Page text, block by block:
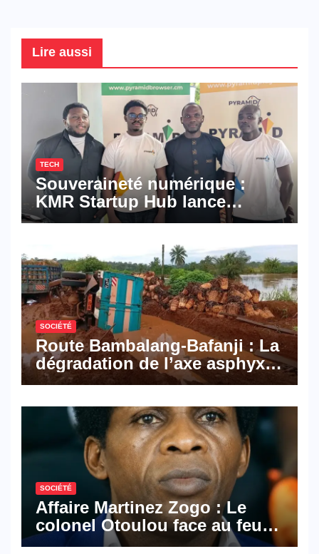
Lire aussi
TECH
Souveraineté numérique :
KMR Startup Hub lance
Pyramid Browser et Pyramid
numériques made in
Cameroon
SOCIÉTÉ
Route Bambalang-Bafanji : La
dégradation de l’axe asphyxie
les activités économiques
SOCIÉTÉ
Affaire Martinez Zogo : Le
colonel Otoulou face au feu
croisé des avocats de la